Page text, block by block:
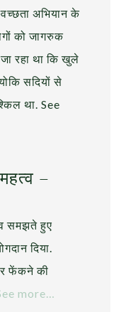
अभियान के
को जागरुक
जा रहा था कि खुले
सदियों से
था. See
–
समझते हुए
दिया.
फेंकने की
more…